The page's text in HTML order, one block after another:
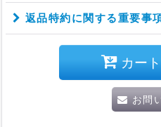
返品特約に関する重要事
カー
お問